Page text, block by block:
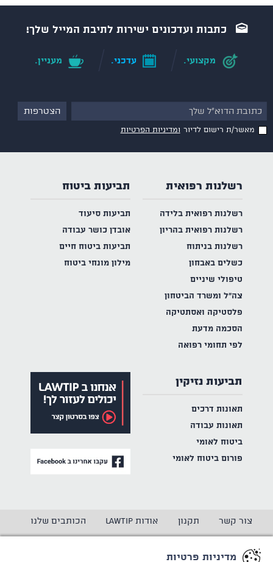
כתבות ועדכונים ישירות לתיבת המייל שלך!
מקצועי. עדכני. מעניין.
מאשר/ת רישום לדיור ומדיניות הפרטיות
רשלנות רפואית
רשלנות רפואית בלידה
רשלנות רפואית בהריון
רשלנות בניתוח
כשלים באבחון
טיפולי שיניים
צה"ל ומשרד הביטחון
פלסטיקה ואסתטיקה
הסכמה מדעת
לפי תחומי רפואה
תביעות ביטוח
תביעות סיעוד
אובדן כושר עבודה
תביעות ביטוח חיים
מילון מונחי ביטוח
תביעות נזיקין
תאונות דרכים
תאונות עבודה
ביטוח לאומי
פורום ביטוח לאומי
צור קשר תקנון אודות LAWTIP הכותבים שלנו
מדיניות פרטיות